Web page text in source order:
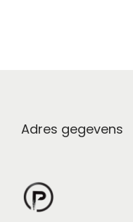
Adres gegevens